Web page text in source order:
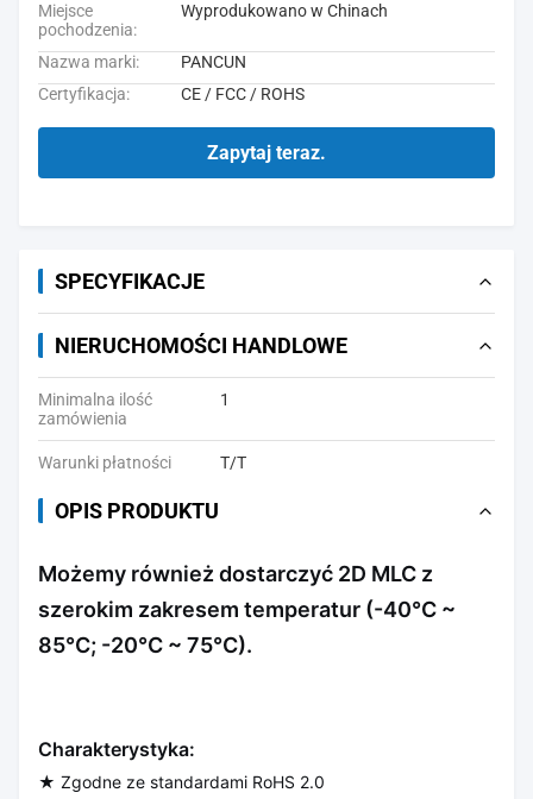
Miejsce
pochodzenia:
Wyprodukowano w Chinach
Nazwa marki:
PANCUN
Certyfikacja:
CE / FCC / ROHS
Zapytaj teraz.
SPECYFIKACJE
NIERUCHOMOŚCI HANDLOWE
Minimalna ilość
zamówienia
1
Warunki płatności T/T
OPIS PRODUKTU
Możemy również dostarczyć 2D MLC z
szerokim zakresem temperatur (-40°C ~
85°C; -20°C ~ 75°C).
Charakterystyka:
★ Zgodne ze standardami RoHS 2.0